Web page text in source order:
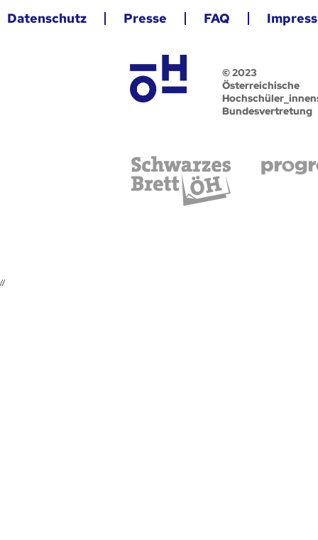
Datenschutz Presse FAQ
© 2023
Österreichische
Bundesvertretung
//